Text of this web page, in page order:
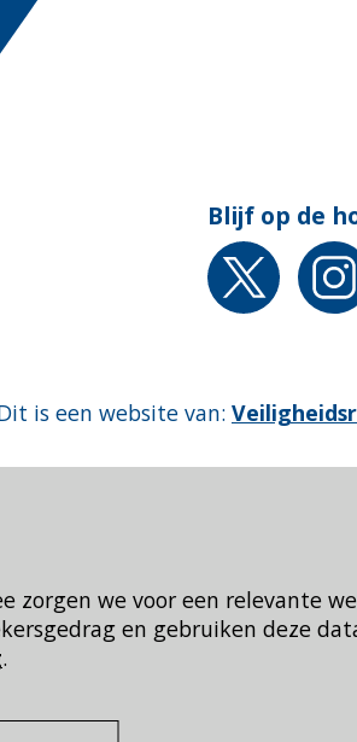
zorgen we voor een relevante
en gebruiken deze
.
Blijf op de
is een website van: